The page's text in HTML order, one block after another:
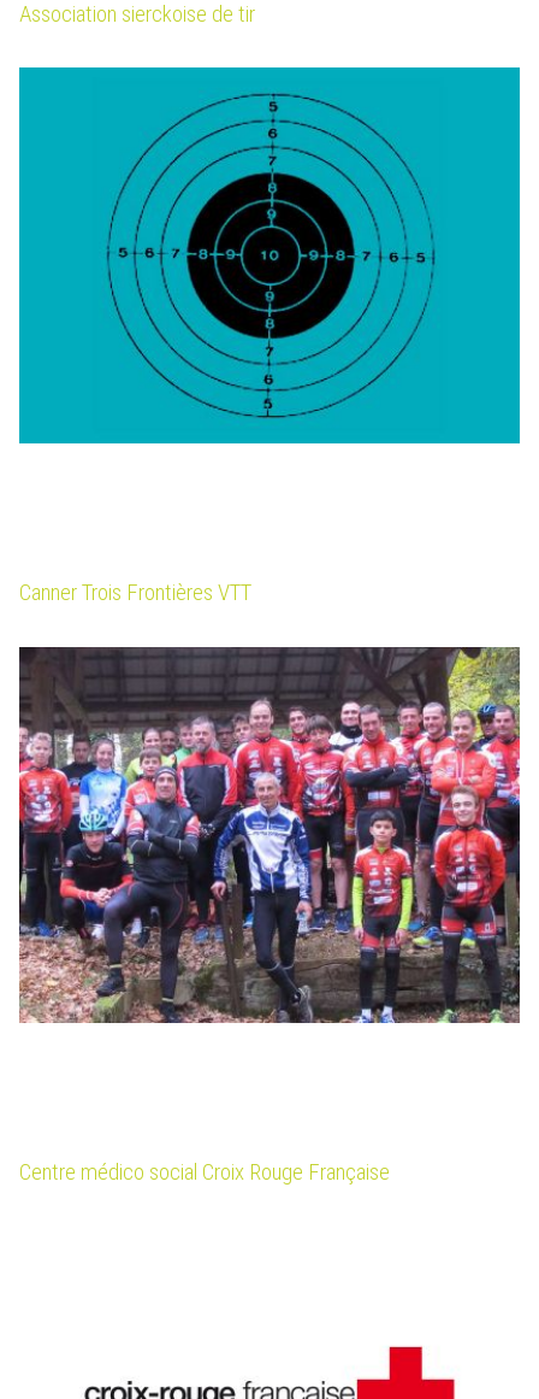
Association sierckoise de tir
Canner Trois Frontières VTT
Centre médico social Croix Rouge Française